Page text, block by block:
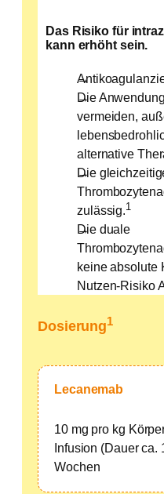
Das Risiko für
kann erhöht sein.
Die
vermeiden,
alternative
Die
zulässig.1
Die duale
keine absolute
Nutzen-Risiko
Dosierung1
Lecanemab
10 mg pro kg
Infusion (Dauer ca.
Wochen